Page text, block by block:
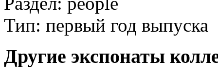
Тип: первый год выпуска
Другие экспонаты